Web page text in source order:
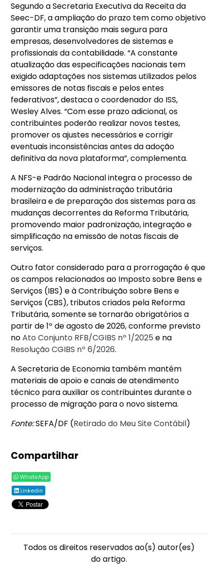
Segundo a Secretaria Executiva da Receita da
Seec-DF, a ampliação do prazo tem como objetivo
garantir uma transição mais segura para
empresas, desenvolvedores de sistemas e
profissionais da contabilidade. “A constante
atualização das especificações nacionais tem
exigido adaptações nos sistemas utilizados pelos
emissores de notas fiscais e pelos entes
federativos”, destaca o coordenador do ISS,
Wesley Alves. “Com esse prazo adicional, os
contribuintes poderão realizar novos testes,
promover os ajustes necessários e corrigir
eventuais inconsistências antes da adoção
definitiva da nova plataforma”, complementa.
A NFS-e Padrão Nacional integra o processo de
modernização da administração tributária
brasileira e de preparação dos sistemas para as
mudanças decorrentes da Reforma Tributária,
promovendo maior padronização, integração e
simplificação na emissão de notas fiscais de
serviços.
Outro fator considerado para a prorrogação é que
os campos relacionados ao Imposto sobre Bens e
Serviços (IBS) e à Contribuição sobre Bens e
Serviços (CBS), tributos criados pela Reforma
Tributária, somente se tornarão obrigatórios a
partir de 1º de agosto de 2026, conforme previsto
noAto Conjunto RFB/CGIBS nº 1/2025 e na
Resolução CGIBS nº 6/2026.
A Secretaria de Economia também mantém
materiais de apoio e canais de atendimento
técnico para auxiliar os contribuintes durante o
processo de migração para o novo sistema.
Fonte:SEFA/DF (Retirado do Meu Site Contábil)
Compartilhar
WhatsApp
Linkedin
Todos os direitos reservados ao(s) autor(es)
do artigo.